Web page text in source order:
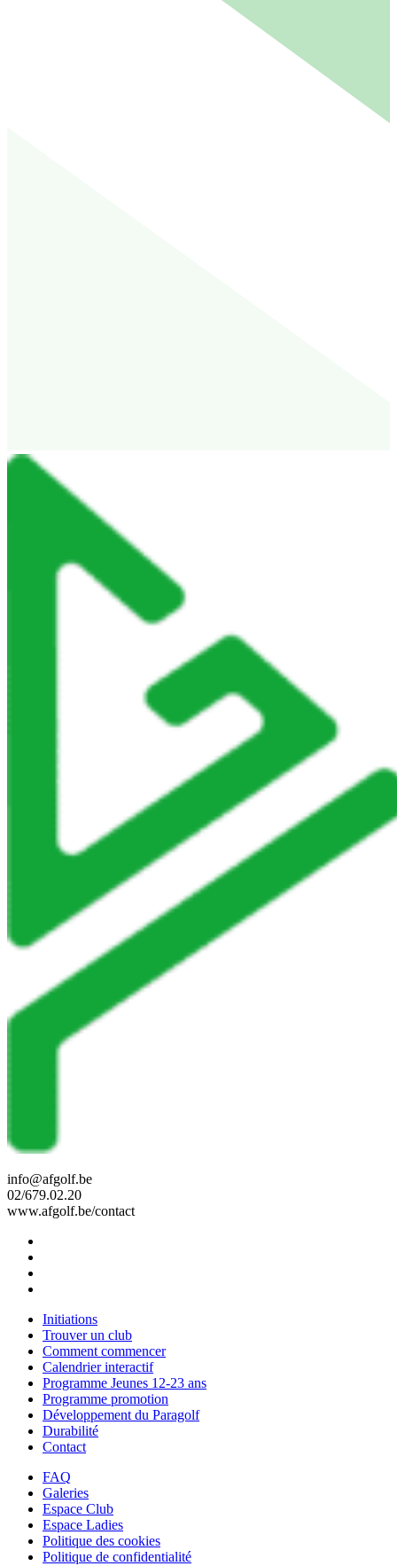
info@afgolf.be
02/679.02.20
www.afgolf.be/contact
Initiations
Trouver un club
Comment commencer
Calendrier interactif
Programme Jeunes 12-23 ans
Programme promotion
Développement du Paragolf
Durabilité
Contact
FAQ
Galeries
Espace Club
Espace Ladies
Politique des cookies
Politique de confidentialité